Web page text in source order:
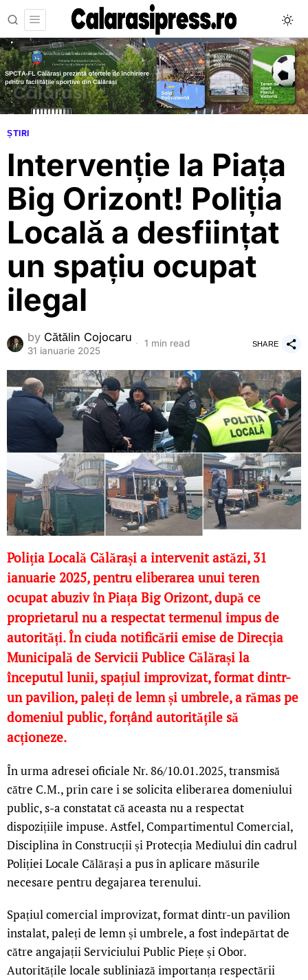
ȘTIRI
Intervenție la Piața
Big Orizont! Poliția
Locală a desființat
un spațiu ocupat
ilegal
by Cătălin Cojocaru
31 ianuarie 2025
1 min read SHARE
Poliția Locală Călărași a intervenit astăzi, 31
ianuarie 2025, pentru eliberarea unui teren
ocupat abuziv în Piața Big Orizont, după ce
proprietarul nu a respectat termenul impus de
autorități. În ciuda notificării emise de Direcția
Municipală de Servicii Publice Călărași la
începutul lunii, spațiul improvizat, format dintr-
un pavilion, paleți de lemn și umbrele, a rămas pe
domeniul public, forțând autoritățile să
acționeze.
În urma adresei oficiale Nr. 86/10.01.2025, transmisă
către C.M., prin care i se solicita eliberarea domeniului
public, s-a constatat că aceasta nu a respectat
dispozițiile impuse. Astfel, Compartimentul Comercial,
Disciplina în Construcții și Protecția Mediului din cadrul
Poliției Locale Călărași a pus în aplicare măsurile
necesare pentru degajarea terenului.
Spațiul comercial improvizat, format dintr-un pavilion
instalat, paleți de lemn și umbrele, a fost îndepărtat de
către angajații Serviciului Public Piețe și Obor.
Autoritățile locale subliniază importanța respectării